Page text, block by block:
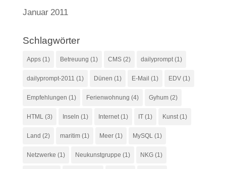
Januar 2011
Schlagwörter
Apps(1) Betreuung (1) CMS(2) dailyprompt(1)
dailyprompt-2011 (1) Dünen (1) E-Mail (1) EDV(1)
Empfehlungen (1) Ferienwohnung (4) Gyhum(2)
HTML(3) Inseln (1) Internet(1) IT(1) Kunst(1)
Land (2) maritim(1) Meer(1) MySQL(1)
Netzwerke (1) Neukunstgruppe (1) NKG(1)